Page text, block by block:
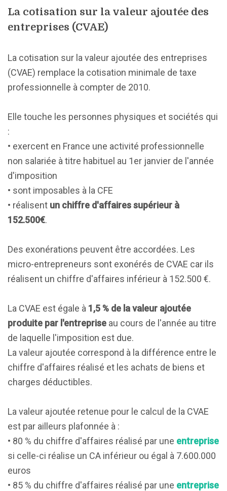
La cotisation sur la valeur ajoutée des
entreprises (CVAE)
La cotisation sur la valeur ajoutée des entreprises
(CVAE) remplace la cotisation minimale de taxe
professionnelle à compter de 2010.
Elle touche les personnes physiques et sociétés qui
:
• exercent en France une activité professionnelle
non salariée à titre habituel au 1er janvier de l'année
d'imposition
• sont imposables à la CFE
• réalisent un chiffre d'affaires supérieur à
152.500€.
Des exonérations peuvent être accordées. Les
micro-entrepreneurs sont exonérés de CVAE car ils
réalisent un chiffre d'affaires inférieur à 152.500 €.
La CVAE est égale à 1,5 % de la valeur ajoutée
produite par l'entreprise au cours de l'année au titre
de laquelle l'imposition est due.
La valeur ajoutée correspond à la différence entre le
chiffre d'affaires réalisé et les achats de biens et
charges déductibles.
La valeur ajoutée retenue pour le calcul de la CVAE
est par ailleurs plafonnée à :
• 80 % du chiffre d'affaires réalisé par une entreprise
si celle-ci réalise un CA inférieur ou égal à 7.600.000
euros
• 85 % du chiffre d'affaires réalisé par une entreprise